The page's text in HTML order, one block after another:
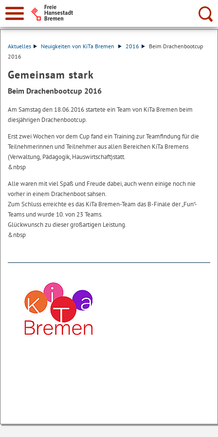
Suche:
Aktuelles Neuigkeiten von KiTa Bremen 2016
Beim Drachenbootcup
2016
Gemeinsam stark
Beim Drachenbootcup 2016
Am Samstag den 18.06.2016 startete ein Team von KiTa Bremen beim
diesjährigen Drachenbootcup.
Erst zwei Wochen vor dem Cup fand ein Training zur Teamfindung für die
Teilnehmerinnen und Teilnehmer aus allen Bereichen KiTa Bremens
(Verwaltung, Pädagogik, Hauswirtschaft)statt.
&nbsp
Alle waren mit viel Spaß und Freude dabei, auch wenn einige noch nie
vorher in einem Drachenboot sahsen.
Zum Schluss erreichte es das KiTa Bremen-Team das B-Finale der „Fun“-
Teams und wurde 10. von 23 Teams.
Glückwunsch zu dieser großartigen Leistung.
&nbsp